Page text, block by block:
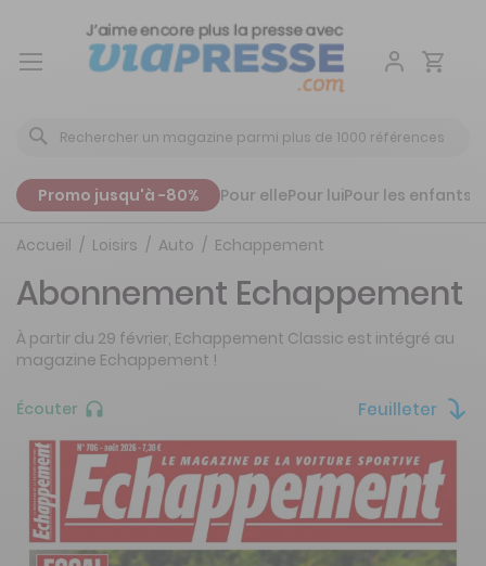
Aller
Promo jusqu'à -80% Pour ellePour luiPour les enfants
Accueil Loisirs Auto Echappement
Écouter Feuilleter
Abonnement Echappement
À partir du 29 février, Echappement Classic est intégré au
magazine Echappement !